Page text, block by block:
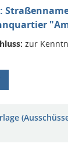
zur